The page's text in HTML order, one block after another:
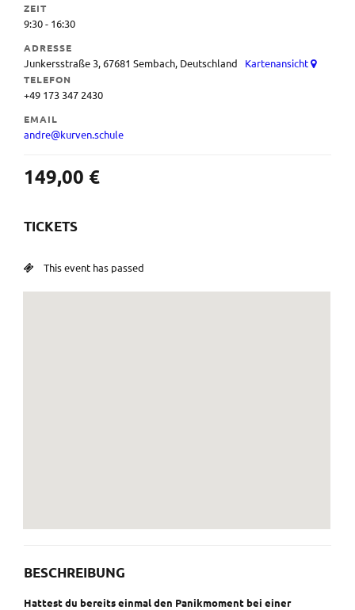
ZEIT
9:30 - 16:30
ADRESSE
Junkersstraße 3, 67681 Sembach, Deutschland Kartenansicht
TELEFON
+49 173 347 2430
EMAIL
andre@kurven.schule
149,00 €
TICKETS
This event has passed
BESCHREIBUNG
Hattest du bereits einmal den Panikmoment bei einer